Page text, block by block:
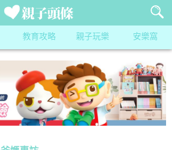
教育攻略 親子玩樂 安樂窩